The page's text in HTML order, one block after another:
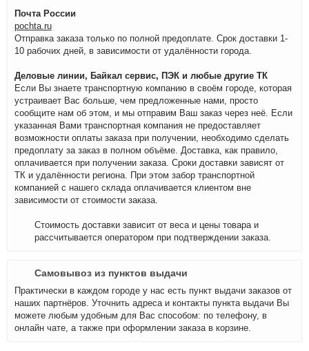
Почта России
pochta.ru
Отправка заказа только по полной предоплате. Срок доставки 1-
10 рабочих дней, в зависимости от удалённости города.
Деловые линии, Байкал сервис, ПЭК и любые другие ТК
Если Вы знаете транспортную компанию в своём городе, которая
устраивает Вас больше, чем предложенные нами, просто
сообщите нам об этом, и мы отправим Ваш заказ через неё. Если
указанная Вами транспортная компания не предоставляет
возможности оплаты заказа при получении, необходимо сделать
предоплату за заказ в полном объёме. Доставка, как правило,
оплачивается при получении заказа. Сроки доставки зависят от
ТК и удалённости региона. При этом забор транспортной
компанией с нашего склада оплачивается клиентом вне
зависимости от стоимости заказа.
Стоимость доставки зависит от веса и цены товара и
рассчитывается оператором при подтверждении заказа.
Самовывоз из пунктов выдачи
Практически в каждом городе у нас есть пункт выдачи заказов от
наших партнёров. Уточнить адреса и контакты пункта выдачи Вы
можете любым удобным для Вас способом: по телефону, в
онлайн чате, а также при оформлении заказа в корзине.